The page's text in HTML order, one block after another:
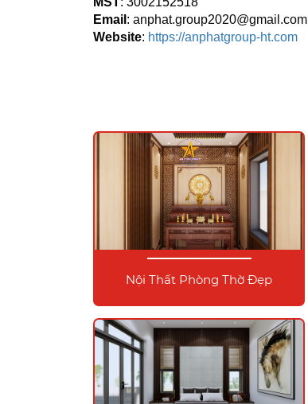
Email : anphat.group2020@gmail.com
Website: https://anphatgroup-ht.com
Nội Thất Phòng Thờ Đẹp